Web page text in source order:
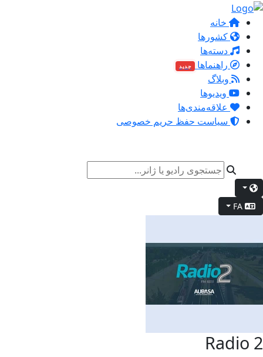
خانه
کشورها
دسته‌ها
راهنماها
جدید
وبلاگ
ویدیوها
علاقه‌مندی‌ها
سیاست حفظ حریم خصوصی
FA
Radio 2